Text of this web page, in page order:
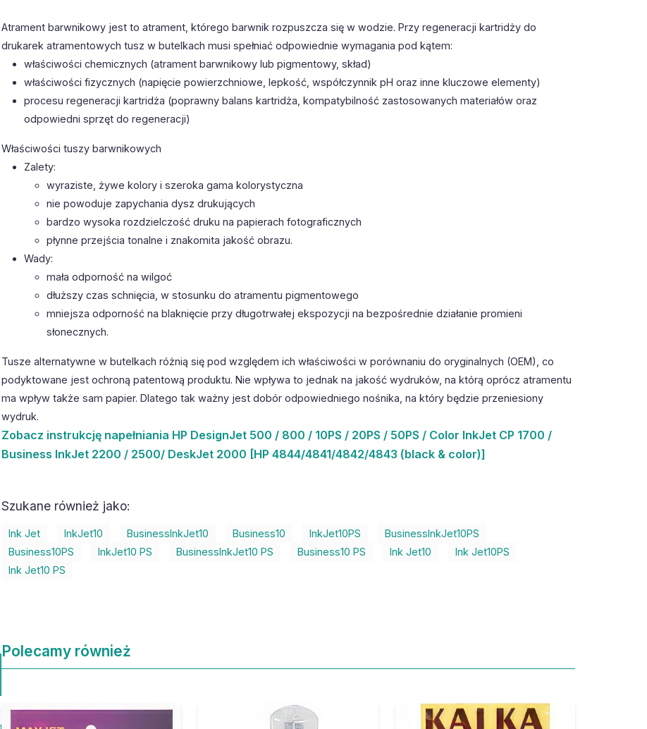
Atrament barwnikowy jest to atrament, którego barwnik rozpuszcza się w wodzie. Przy regeneracji kartridży do
drukarek atramentowych tusz w butelkach musi spełniać odpowiednie wymagania pod kątem:
właściwości chemicznych (atrament barwnikowy lub pigmentowy, skład)
właściwości fizycznych (napięcie powierzchniowe, lepkość, współczynnik pH oraz inne kluczowe elementy)
procesu regeneracji kartridża (poprawny balans kartridża, kompatybilność zastosowanych materiałów oraz
odpowiedni sprzęt do regeneracji)
Właściwości tuszy barwnikowych
Zalety:
wyraziste, żywe kolory i szeroka gama kolorystyczna
nie powoduje zapychania dysz drukujących
bardzo wysoka rozdzielczość druku na papierach fotograficznych
płynne przejścia tonalne i znakomita jakość obrazu.
Wady:
mała odporność na wilgoć
dłuższy czas schnięcia, w stosunku do atramentu pigmentowego
mniejsza odporność na blaknięcie przy długotrwałej ekspozycji na bezpośrednie działanie promieni
słonecznych.
Tusze alternatywne w butelkach różnią się pod względem ich właściwości w porównaniu do oryginalnych (OEM), co
podyktowane jest ochroną patentową produktu. Nie wpływa to jednak na jakość wydruków, na którą oprócz atramentu
ma wpływ także sam papier. Dlatego tak ważny jest dobór odpowiedniego nośnika, na który będzie przeniesiony
wydruk.
Zobacz instrukcję napełniania HP DesignJet 500 / 800 / 10PS / 20PS / 50PS / Color InkJet CP 1700 /
Business InkJet 2200 / 2500/ DeskJet 2000 [HP 4844/4841/4842/4843 (black & color)]
Szukane również jako:
Ink Jet InkJet10 BusinessInkJet10 Business10 InkJet10PS
BusinessInkJet10PS
Business10PS
InkJet10 PS BusinessInkJet10 PS Business10 PS Ink Jet10
Ink Jet10PS
Ink Jet10 PS
Polecamy również